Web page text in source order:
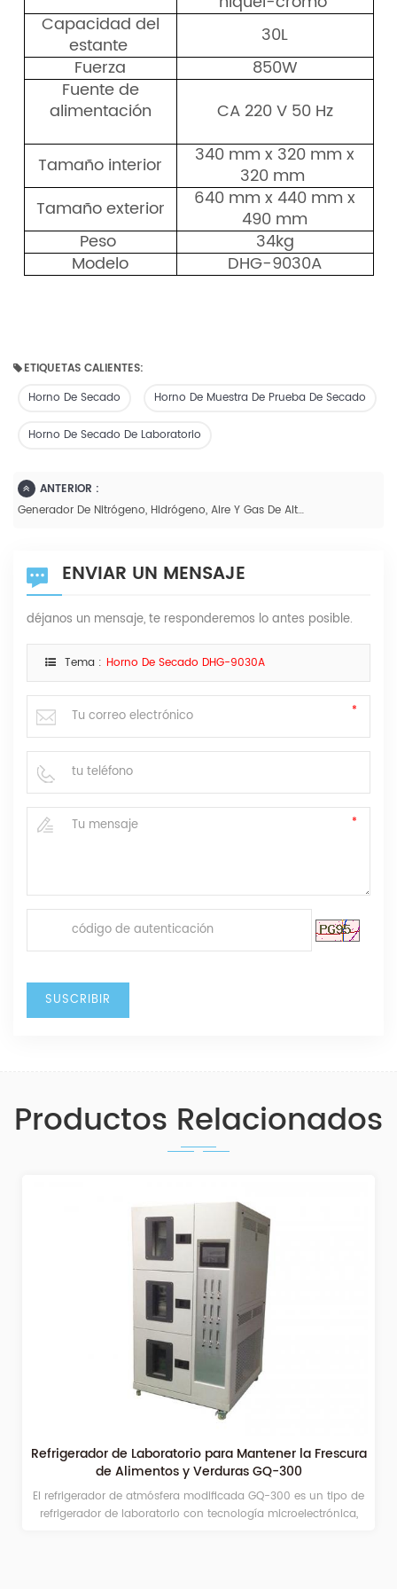
Capacidad del
estante
30L
Fuerza
850W
Fuente de
alimentación
CA 220 V 50 Hz
Tamaño interior
340 mm x 320 mm x
320 mm
Tamaño exterior
640 mm x 440 mm x
490 mm
Peso
34kg
Modelo
DHG-9030A
ETIQUETAS CALIENTES:
Horno De Secado
Horno De Muestra De Prueba De Secado
Horno De Secado De Laboratorio
ANTERIOR :
Generador De Nitrógeno, Hidrógeno, Aire Y Gas De Alta Pureza Para Cromatografía De Gases
ENVIAR UN MENSAJE
déjanos un mensaje, te responderemos lo antes posible.
Tema : Horno De Secado DHG-9030A
Productos Relacionados
Refrigerador de Laboratorio para Mantener la Frescura
de Alimentos y Verduras GQ-300
El refrigerador de atmósfera modificada GQ-300 es un tipo de
refrigerador de laboratorio con tecnología microelectrónica,